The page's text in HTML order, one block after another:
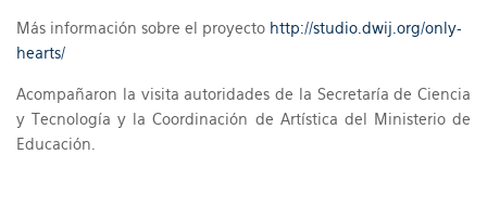
Más información sobre el proyecto http://studio.dwij.org/only-
hearts/
Acompañaron la visita autoridades de la Secretaría de Ciencia
y Tecnología y la Coordinación de Artística del Ministerio de
Educación.